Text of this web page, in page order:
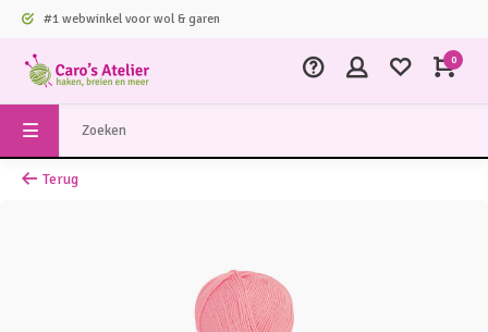
#1 webwinkel voor wol & garen
0
Terug